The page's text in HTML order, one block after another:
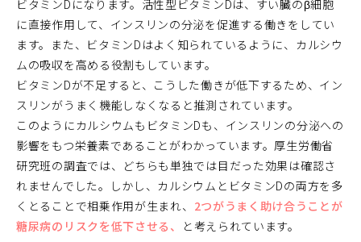
ビタミンDになります。活性型ビタミンDは、すい臓のβ細胞
に直接作用して、インスリンの分泌を促進する働きをしてい
ます。また、ビタミンDはよく知られているように、カルシウ
ムの吸収を高める役割もしています。
ビタミンDが不足すると、こうした働きが低下するため、イン
スリンがうまく機能しなくなると推測されています。
このようにカルシウムもビタミンDも、インスリンの分泌への
影響をもつ栄養素であることがわかっています。厚生労働省
研究班の調査では、どちらも単独では目だった効果は確認さ
れませんでした。しかし、カルシウムとビタミンDの両方を多
くとることで相乗作用が生まれ、 2つがうまく助け合うことが
糖尿病のリスクを低下させる、
と考えられています。